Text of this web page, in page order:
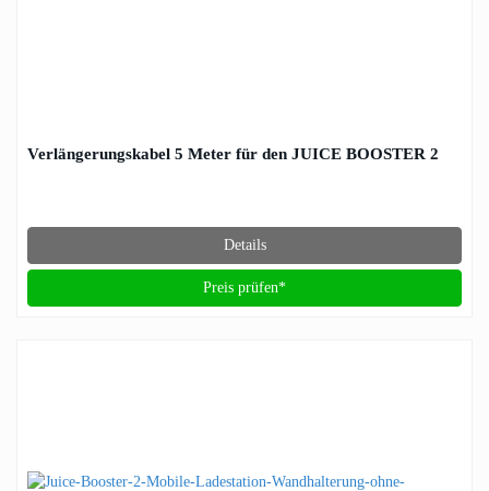
Verlängerungskabel 5 Meter für den JUICE BOOSTER 2
Details
Preis prüfen*